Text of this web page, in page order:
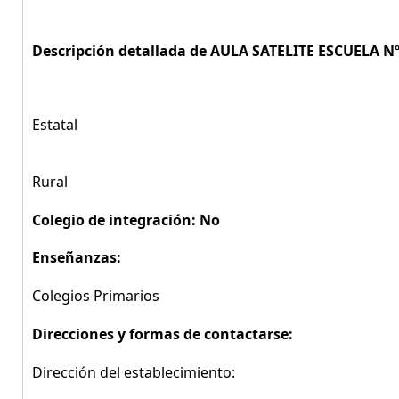
Descripción detallada de AULA SATELITE ESCUELA
Estatal
Rural
Colegio de integración: No
Enseñanzas:
Colegios Primarios
Direcciones y formas de contactarse:
Dirección del establecimiento: